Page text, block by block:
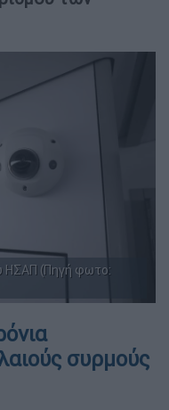
ΗΣΑΠ (Πηγή φωτο:
συρμούς